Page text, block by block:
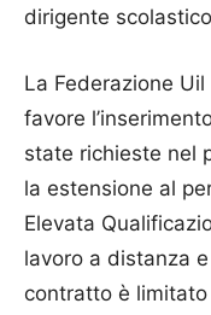
dirigente
La Federazione
favore
state richieste nel
la estensione al
Elevata
lavoro a distanza
contratto è